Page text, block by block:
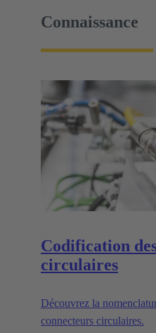
Connaissance
Codification
circulaires
Découvrez la
connecteurs circulaires.